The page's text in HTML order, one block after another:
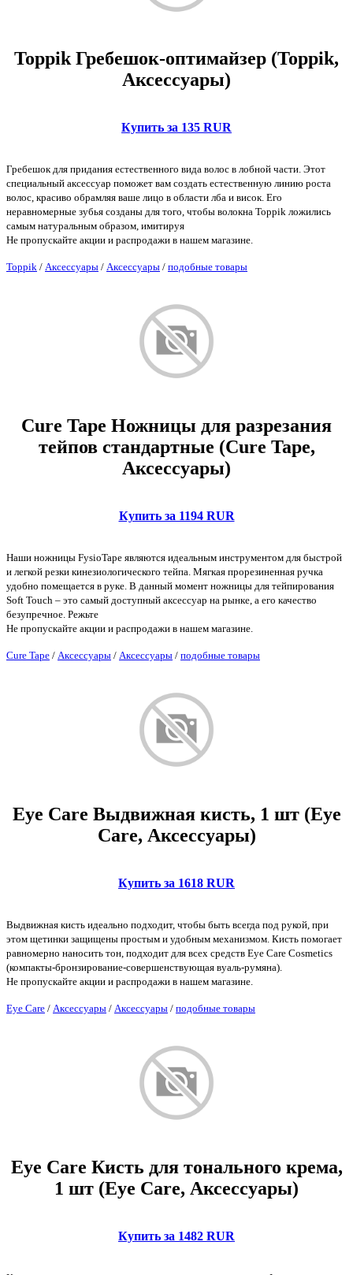
Toppik Гребешок-оптимайзер (Toppik,
Аксессуары)
Купить за 135 RUR
Гребешок для придания естественного вида волос в лобной части. Этот
специальный аксессуар поможет вам создать естественную линию роста
волос, красиво обрамляя ваше лицо в области лба и висок. Его
неравномерные зубья созданы для того, чтобы волокна Toppik ложились
самым натуральным образом, имитируя
Не пропускайте акции и распродажи в нашем магазине.
Toppik / Аксессуары / Аксессуары / подобные товары
Cure Tape Ножницы для разрезания
тейпов стандартные (Cure Tape,
Аксессуары)
Купить за 1194 RUR
Наши ножницы FysioTape являются идеальным инструментом для быстрой
и легкой резки кинезиологического тейпа. Мягкая прорезиненная ручка
удобно помещается в руке. В данный момент ножницы для тейпирования
Soft Touch – это самый доступный аксессуар на рынке, а его качество
безупречное. Режьте
Не пропускайте акции и распродажи в нашем магазине.
Cure Tape / Аксессуары / Аксессуары / подобные товары
Eye Care Выдвижная кисть, 1 шт (Eye
Care, Аксессуары)
Купить за 1618 RUR
Выдвижная кисть идеально подходит, чтобы быть всегда под рукой, при
этом щетинки защищены простым и удобным механизмом. Кисть помогает
равномерно наносить тон, подходит для всех средств Eye Care Cosmetics
(компакты-бронзирование-совершенствующая вуаль-румяна).
Не пропускайте акции и распродажи в нашем магазине.
Eye Care / Аксессуары / Аксессуары / подобные товары
Eye Care Кисть для тонального крема,
1 шт (Eye Care, Аксессуары)
Купить за 1482 RUR